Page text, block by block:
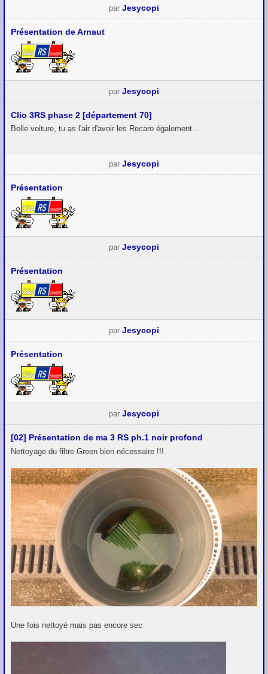
par Jesycopi
Présentation de Arnaut
par Jesycopi
Clio 3RS phase 2 [département 70]
Belle voiture, tu as l'air d'avoir les Recaro également ...
par Jesycopi
Présentation
par Jesycopi
Présentation
par Jesycopi
Présentation
par Jesycopi
[02] Présentation de ma 3 RS ph.1 noir profond
Nettoyage du filtre Green bien nécessaire !!!
Une fois nettoyé mais pas encore sec